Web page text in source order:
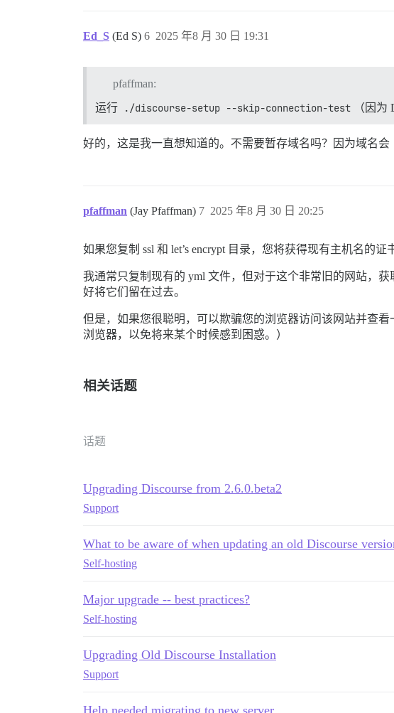
Ed_S (Ed S) 2025 年8 月 30 日 19:31
6
pfaffman:
运行
./discourse-setup --skip-connection-test （因为
好的，这是我一直想知道的。不需要暂存域名吗？因为域名会
pfaffman (Jay Pfaffman) 2025 年8 月 30 日 20:25
7
如果您复制 ssl 和 let’s encrypt 目录，您将获得现有主机名的
我通常只复制现有的 yml 文件，但对于这个非常旧的网站，
好将它们留在过去。
但是，如果您很聪明，可以欺骗您的浏览器访问该网站并查
浏览器，以免将来某个时候感到困惑。）
相关话题
话题
Upgrading Discourse from 2.6.0.beta2
Support
What to be aware of when updating an old Discourse
Self-hosting
Major upgrade -- best practices?
Self-hosting
Upgrading Old Discourse Installation
Support